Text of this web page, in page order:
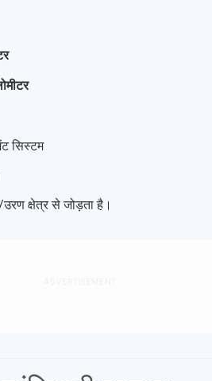
सिस्टम
उरण क्षेत्र से जोड़ता है।